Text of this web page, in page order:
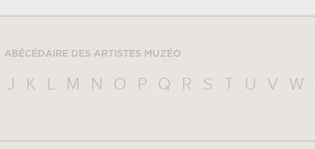
ABÉCÉDAIRE DES ARTISTES MUZÉO
J K L M N O P Q R S T U V W